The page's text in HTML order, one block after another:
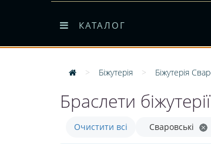
КАТАЛОГ
Біжутерія Біжутерія
Браслети
Очистити всі Сваровські